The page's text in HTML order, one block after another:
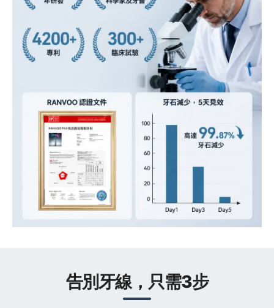
告別牙線，只需3步